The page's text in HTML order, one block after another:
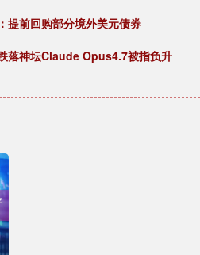
提前回购部分境外美元债券
落神坛Claude Opus4.7被指负升